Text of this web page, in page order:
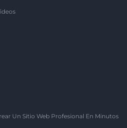
Un Sitio Web Profesional En Minutos